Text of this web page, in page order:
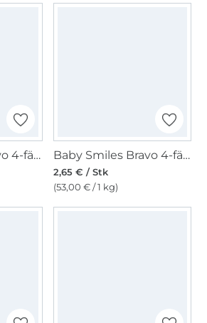
Baby Smiles Bravo 4-fädig, grau Baby Smiles Bravo 4-fädig, jeansblau
2,65 € / Stk
(53,00 € / 1 kg)